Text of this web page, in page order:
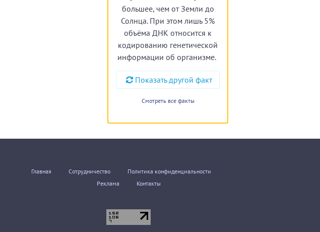
большее, чем от Земли до
Солнца. При этом лишь 5%
объёма ДНК относится к
кодированию генетической
информации об организме.
Показать другой факт
Смотреть все факты
Главная Сотрудничество
Политика конфиденциальности
Реклама
Контакты